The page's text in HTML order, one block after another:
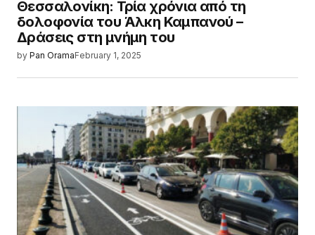
Θεσσαλονίκη: Τρία χρόνια από τη
δολοφονία του Άλκη Καμπανού –
Δράσεις στη μνήμη του
by Pan OramaFebruary 1, 2025